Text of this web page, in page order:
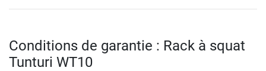
Conditions de garantie : Rack à squat
Tunturi WT10